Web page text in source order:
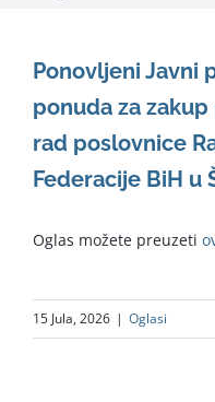
Ponovljeni Javni
ponuda za
rad poslovnice
Federacije BiH u
Oglas možete preuzeti
15 Jula, 2026 | Oglasi